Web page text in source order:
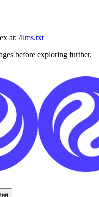
at: /llms.txt
before exploring further.